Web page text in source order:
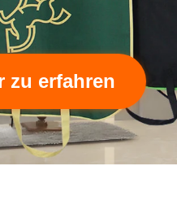
zu erfahren